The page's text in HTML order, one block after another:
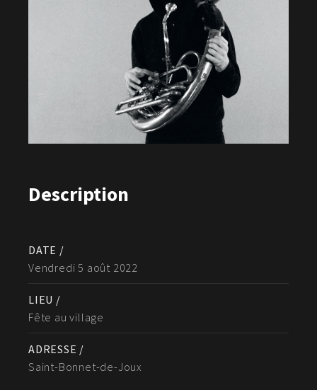
Description
DATE /
Vendredi 5 août 2022
LIEU /
Fête au village
ADRESSE /
Saint-Bonnet-de-Joux